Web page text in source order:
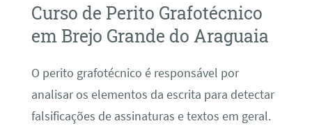
Curso de Perito Grafotécnico
em Brejo Grande do Araguaia
O perito grafotécnico é responsável por
analisar os elementos da escrita para detectar
falsificações de assinaturas e textos em geral.